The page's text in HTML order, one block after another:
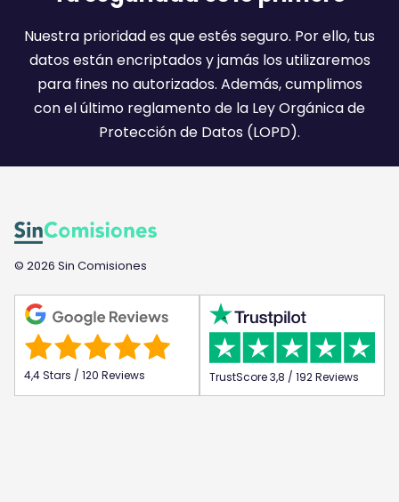
Nuestra prioridad es que estés seguro. Por ello, tus
datos están encriptados y jamás los utilizaremos
para fines no autorizados. Además, cumplimos
con el último reglamento de la Ley Orgánica de
Protección de Datos (LOPD).
© 2026 Sin Comisiones
4,4 Stars / 120 Reviews TrustScore 3,8 / 192 Reviews